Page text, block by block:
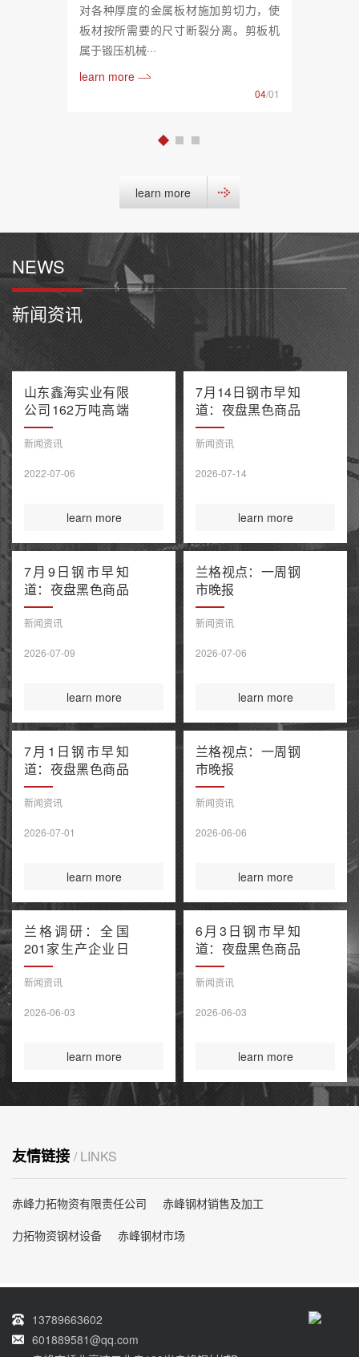
对各种厚度的金属板材施加剪切力，使
板材按所需要的尺寸断裂分离。剪板机
属于锻压机械···
learn more
04/01
learn more
NEWS
新闻资讯
山东鑫海实业有限
公司162万吨高端
不锈钢项目产能置
换方案公示
新闻资讯
2022-07-06
learn more
7月14日钢市早知
道：夜盘黑色商品
多数收跌 阿联酋
油轮在霍尔木兹海
伦特原油涨超9%
新闻资讯
2026-07-14
learn more
7月9日钢市早知
道：夜盘黑色商品
整体收涨 原油大
涨引爆全球债市抛
忘录“已终结”
新闻资讯
2026-07-09
learn more
兰格视点：一周钢
市晚报
新闻资讯
2026-07-06
learn more
7月1日钢市早知
道：夜盘黑色商品
窄幅波动 上半年
百强房企销售额降
钢铁保障新规今起
新闻资讯
2026-07-01
learn more
兰格视点：一周钢
市晚报
新闻资讯
2026-06-06
learn more
兰格调研：全国
201家生产企业日
均铁水产量环比上
升（6月3日）
新闻资讯
2026-06-03
learn more
6月3日钢市早知
道：夜盘黑色商品
多数收涨 IEA警告
全球石油库存或于
国际煤炭投资创14
新闻资讯
2026-06-03
learn more
友情链接 / LINKS
赤峰力拓物资有限责任公司
赤峰钢材销售及加工
力拓物资钢材设备
赤峰钢材市场
13789663602
601889581@qq.com